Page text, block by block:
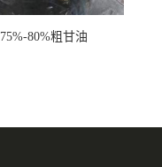
75%-80%粗甘油